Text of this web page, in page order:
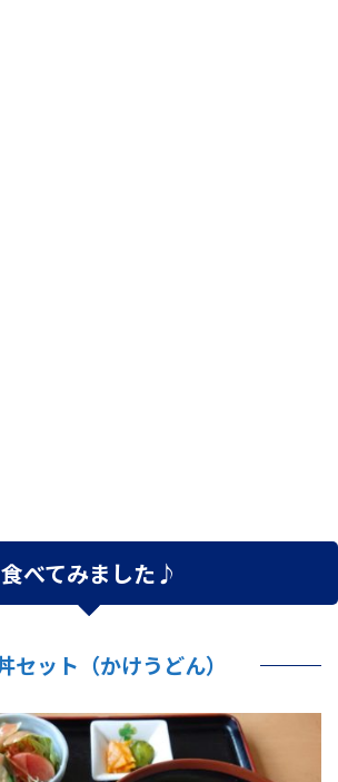
食べてみました♪
セット（かけうどん）